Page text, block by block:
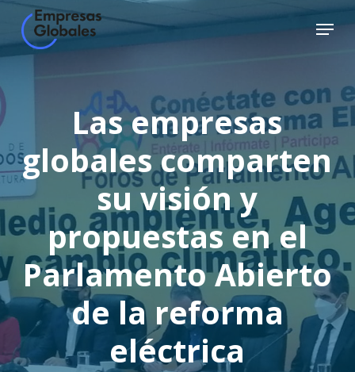
main
content
Menu
Las empresas
globales comparten
su visión y
propuestas en el
Parlamento Abierto
de la reforma
eléctrica